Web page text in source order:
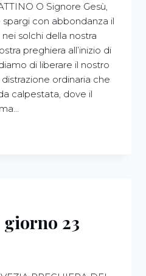
O Signore Gesù,
con abbondanza il
solchi della nostra
preghiera all’inizio di
di liberare il nostro
ordinaria che
calpestata, dove il
giorno 23